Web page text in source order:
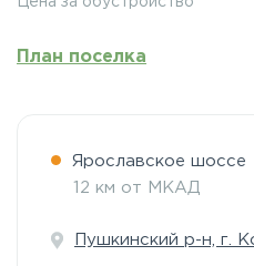
План поселка
Ярославское шоссе
12 км от МКАД
Пушкинский р-н, г.